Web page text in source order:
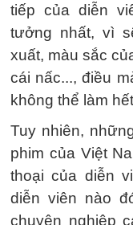
tiếp của diễn
tưởng nhất, vì
xuất, màu sắc
cái nấc..., điều
không thể làm
Tuy nhiên,
phim của Việt
thoại của diễn
diễn viên nào
chuyên nghiệp